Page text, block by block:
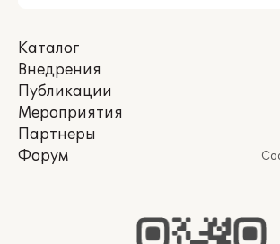
Каталог
Внедрения
Публикации
Мероприятия
Партнеры
Форум